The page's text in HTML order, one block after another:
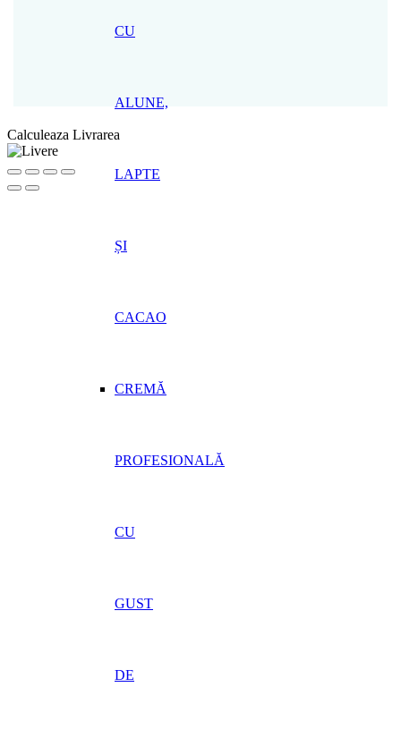
CU
ALUNE,
LAPTE
ȘI
CACAO
CREMĂ
PROFESIONALĂ
CU
GUST
DE
Calculeaza Livrarea